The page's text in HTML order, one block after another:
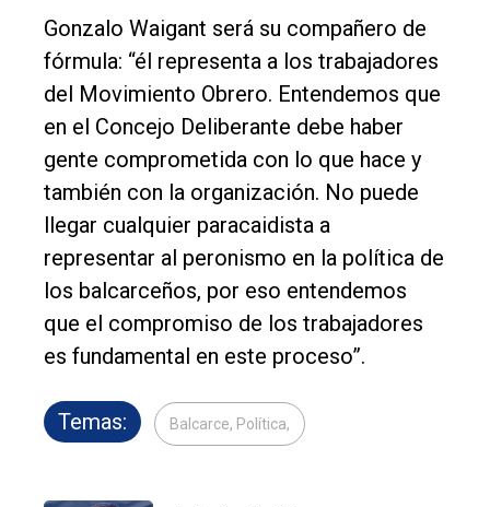
Gonzalo Waigant será su compañero de
fórmula: “él representa a los trabajadores
del Movimiento Obrero. Entendemos que
en el Concejo Deliberante debe haber
gente comprometida con lo que hace y
también con la organización. No puede
llegar cualquier paracaidista a
representar al peronismo en la política de
los balcarceños, por eso entendemos
que el compromiso de los trabajadores
es fundamental en este proceso”.
Temas: Balcarce, Política,